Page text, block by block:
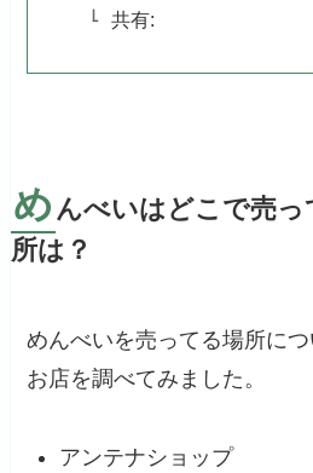
共有:
め んべいはどこで売
所は？
めんべいを売ってる場所に
お店を調べてみました。
アンテナショップ